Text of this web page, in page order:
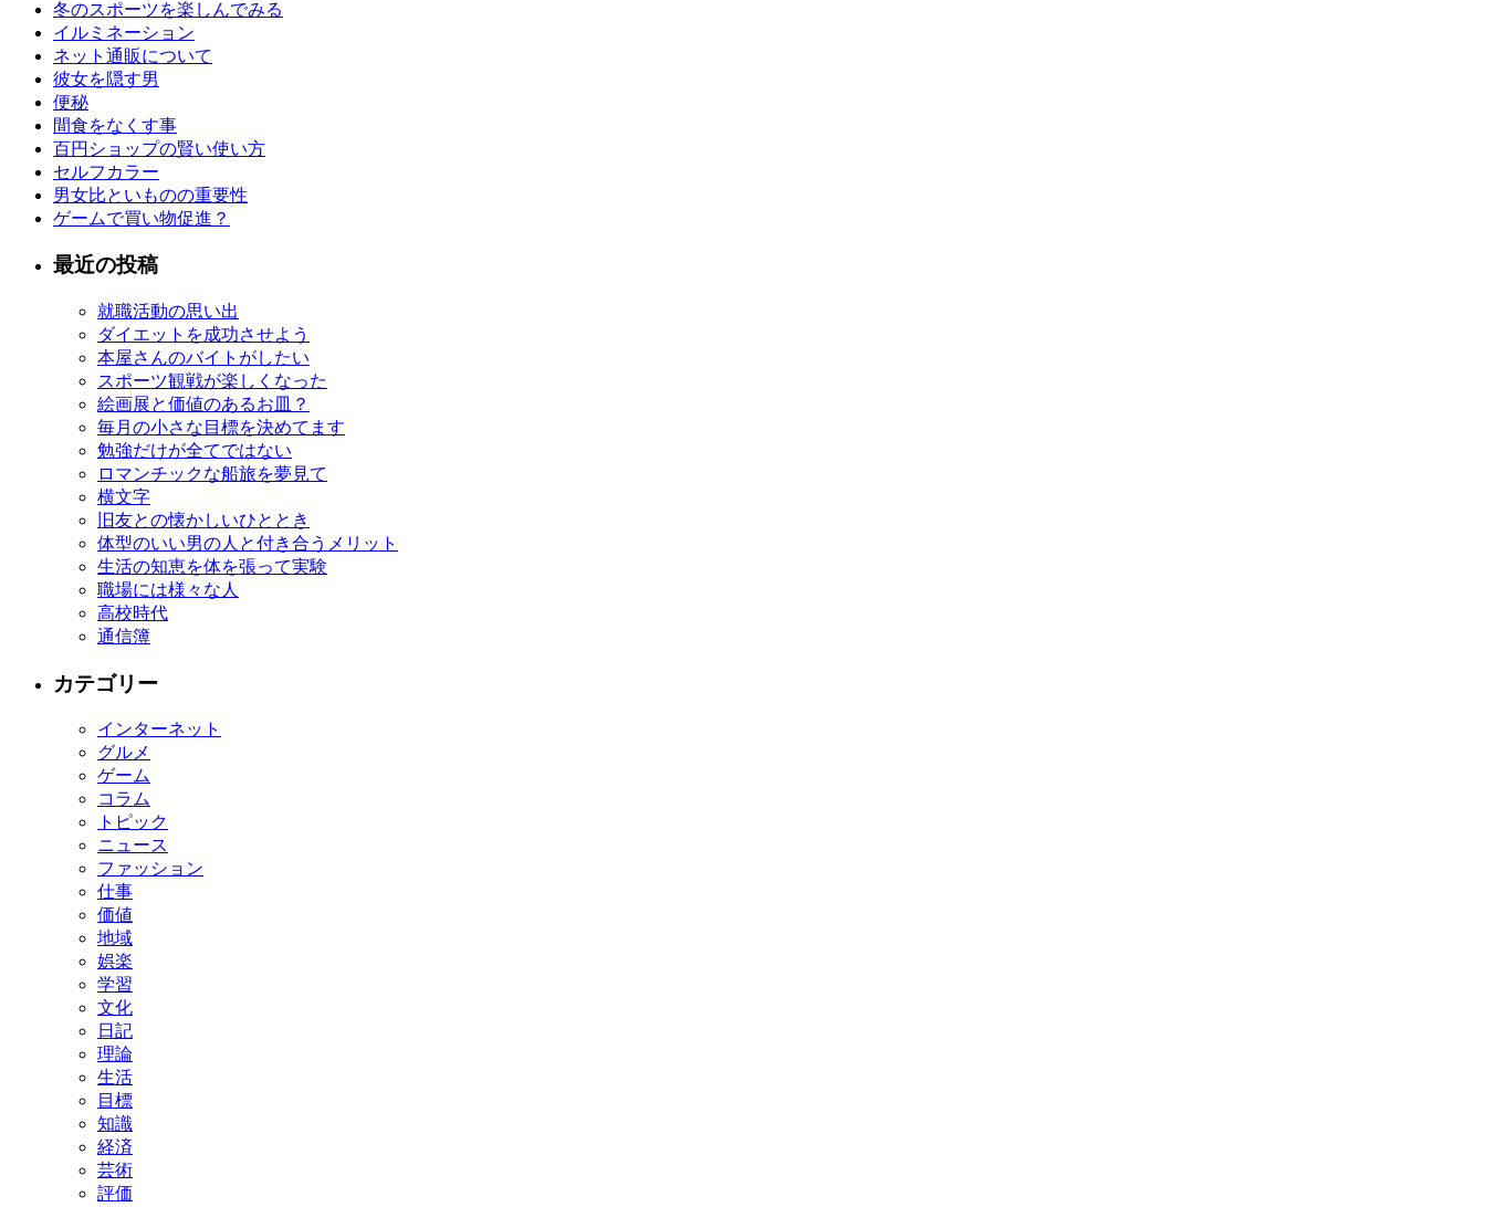
冬のスポーツを楽しんでみる
イルミネーション
ネット通販について
彼女を隠す男
便秘
間食をなくす事
百円ショップの賢い使い方
セルフカラー
男女比といものの重要性
ゲームで買い物促進？
最近の投稿
就職活動の思い出
ダイエットを成功させよう
本屋さんのバイトがしたい
スポーツ観戦が楽しくなった
絵画展と価値のあるお皿？
毎月の小さな目標を決めてます
勉強だけが全てではない
ロマンチックな船旅を夢見て
横文字
旧友との懐かしいひととき
体型のいい男の人と付き合うメリット
生活の知恵を体を張って実験
職場には様々な人
高校時代
通信簿
カテゴリー
インターネット
グルメ
ゲーム
コラム
トピック
ニュース
ファッション
仕事
価値
地域
娯楽
学習
文化
日記
理論
生活
目標
知識
経済
芸術
評価